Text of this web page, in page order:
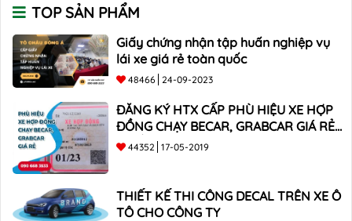
TOP SẢN PHẨM
Giấy chứng nhận tập huấn nghiệp vụ
lái xe giá rẻ toàn quốc
48466 24-09-2023
ĐĂNG KÝ HTX CẤP PHÙ HIỆU XE HỢP
ĐỒNG CHẠY BECAR, GRABCAR GIÁ RẺ
NHẤT
44352 17-05-2019
THIẾT KẾ THI CÔNG DECAL TRÊN XE Ô
TÔ CHO CÔNG TY